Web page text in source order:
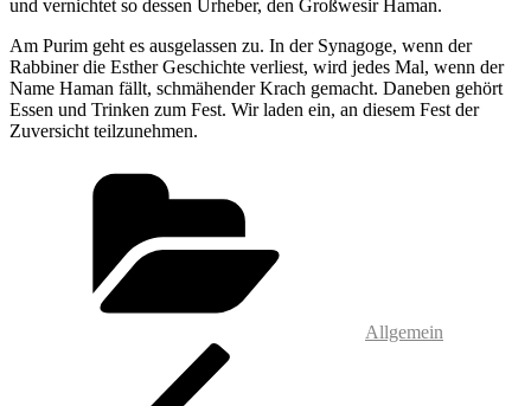
und vernichtet so dessen Urheber, den Großwesir Haman.
Am Purim geht es ausgelassen zu. In der Synagoge, wenn der
Rabbiner die Esther Geschichte verliest, wird jedes Mal, wenn der
Name Haman fällt, schmähender Krach gemacht. Daneben gehört
Essen und Trinken zum Fest. Wir laden ein, an diesem Fest der
Zuversicht teilzunehmen.
Allgemein
Beitragsnavigation